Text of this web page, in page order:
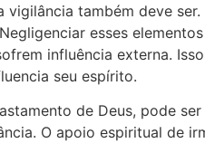
também deve
esses
influência externa.
seu espírito.
de Deus, pode
O apoio espiritual de